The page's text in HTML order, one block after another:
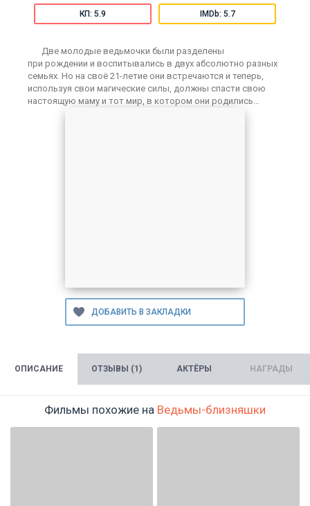
КП: 5.9 IMDb: 5.7
Две молодые ведьмочки были разделены
при рождении и воспитывались в двух абсолютно разных
семьях. Но на своё 21-летие они встречаются и теперь,
используя свои магические силы, должны спасти свою
настоящую маму и тот мир, в котором они родились…
ОПИСАНИЕ ОТЗЫВЫ (1) АКТЁРЫ НАГРАДЫ
Фильмы похожие на Ведьмы-близняшки